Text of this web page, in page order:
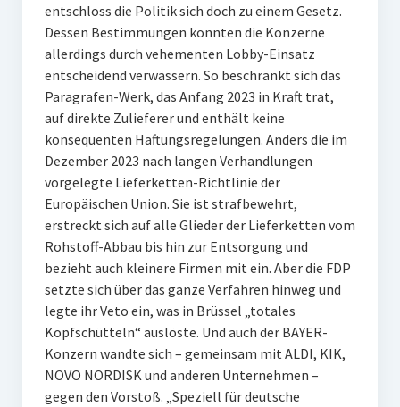
entschloss die Politik sich doch zu einem Gesetz.
Dessen Bestimmungen konnten die Konzerne
allerdings durch vehementen Lobby-Einsatz
entscheidend verwässern. So beschränkt sich das
Paragrafen-Werk, das Anfang 2023 in Kraft trat,
auf direkte Zulieferer und enthält keine
konsequenten Haftungsregelungen. Anders die im
Dezember 2023 nach langen Verhandlungen
vorgelegte Lieferketten-Richtlinie der
Europäischen Union. Sie ist strafbewehrt,
erstreckt sich auf alle Glieder der Lieferketten vom
Rohstoff-Abbau bis hin zur Entsorgung und
bezieht auch kleinere Firmen mit ein. Aber die FDP
setzte sich über das ganze Verfahren hinweg und
legte ihr Veto ein, was in Brüssel „totales
Kopfschütteln“ auslöste. Und auch der BAYER-
Konzern wandte sich – gemeinsam mit ALDI, KIK,
NOVO NORDISK und anderen Unternehmen –
gegen den Vorstoß. „Speziell für deutsche